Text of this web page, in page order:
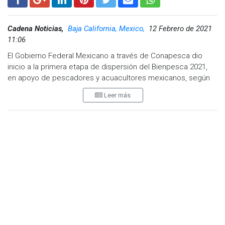
Cadena Noticias, Baja California, Mexico,
12 Febrero de 2021
11:06
El Gobierno Federal Mexicano a través de Conapesca dio
inicio a la primera etapa de dispersión del Bienpesca 2021,
en apoyo de pescadores y acuacultores mexicanos, según
informó el titular de la dependencia Raúl Elenes Angulo.
Leer más